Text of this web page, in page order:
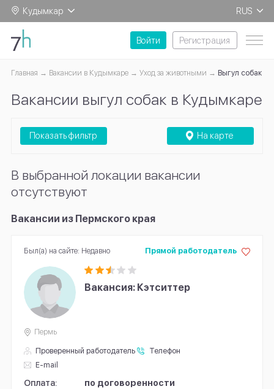
Кудымкар
RUS
EN
Войти
Регистрация
Главная Вакансии в Кудымкаре Уход за животными Выгул собак
Вакансии выгул собак в Кудымкаре
На карте
Показать фильтр
В выбранной локации вакансии
отсутствуют
Вакансии из Пермского края
Вакансия: Кэтситтер
Проверенный работодатель
Телефон
E-mail
Прямой работодатель
Пермь
Оплата: по договоренности
Был(а) на сайте: Недавно